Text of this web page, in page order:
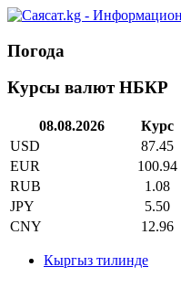
Погода
Курсы валют НБКР
08.08.2026
Курс
USD
87.45
EUR
100.94
RUB
1.08
JPY
5.50
CNY
12.96
Кыргыз тилинде